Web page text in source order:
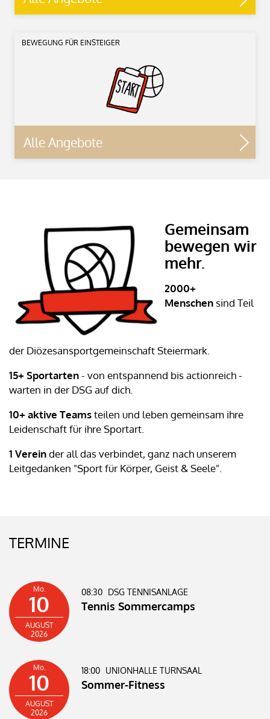
BEWEGUNG FÜR EINSTEIGER
Alle Angebote
Gemeinsam
bewegen wir
mehr.
2000+
Menschen sind Teil
der Diözesansportgemeinschaft Steiermark.
15+ Sportarten- von entspannend bis actionreich -
warten in der DSG auf dich.
10+ aktive Teamsteilen und leben gemeinsam ihre
Leidenschaft für ihre Sportart.
1 Vereinder all das verbindet, ganz nach unserem
Leitgedanken "Sport für Körper, Geist & Seele".
TERMINE
Mo.
10
AUGUST
2026
08:30 DSG TENNISANLAGE
Tennis Sommercamps
Mo.
10
AUGUST
2026
18:00 UNIONHALLE TURNSAAL
Sommer-Fitness